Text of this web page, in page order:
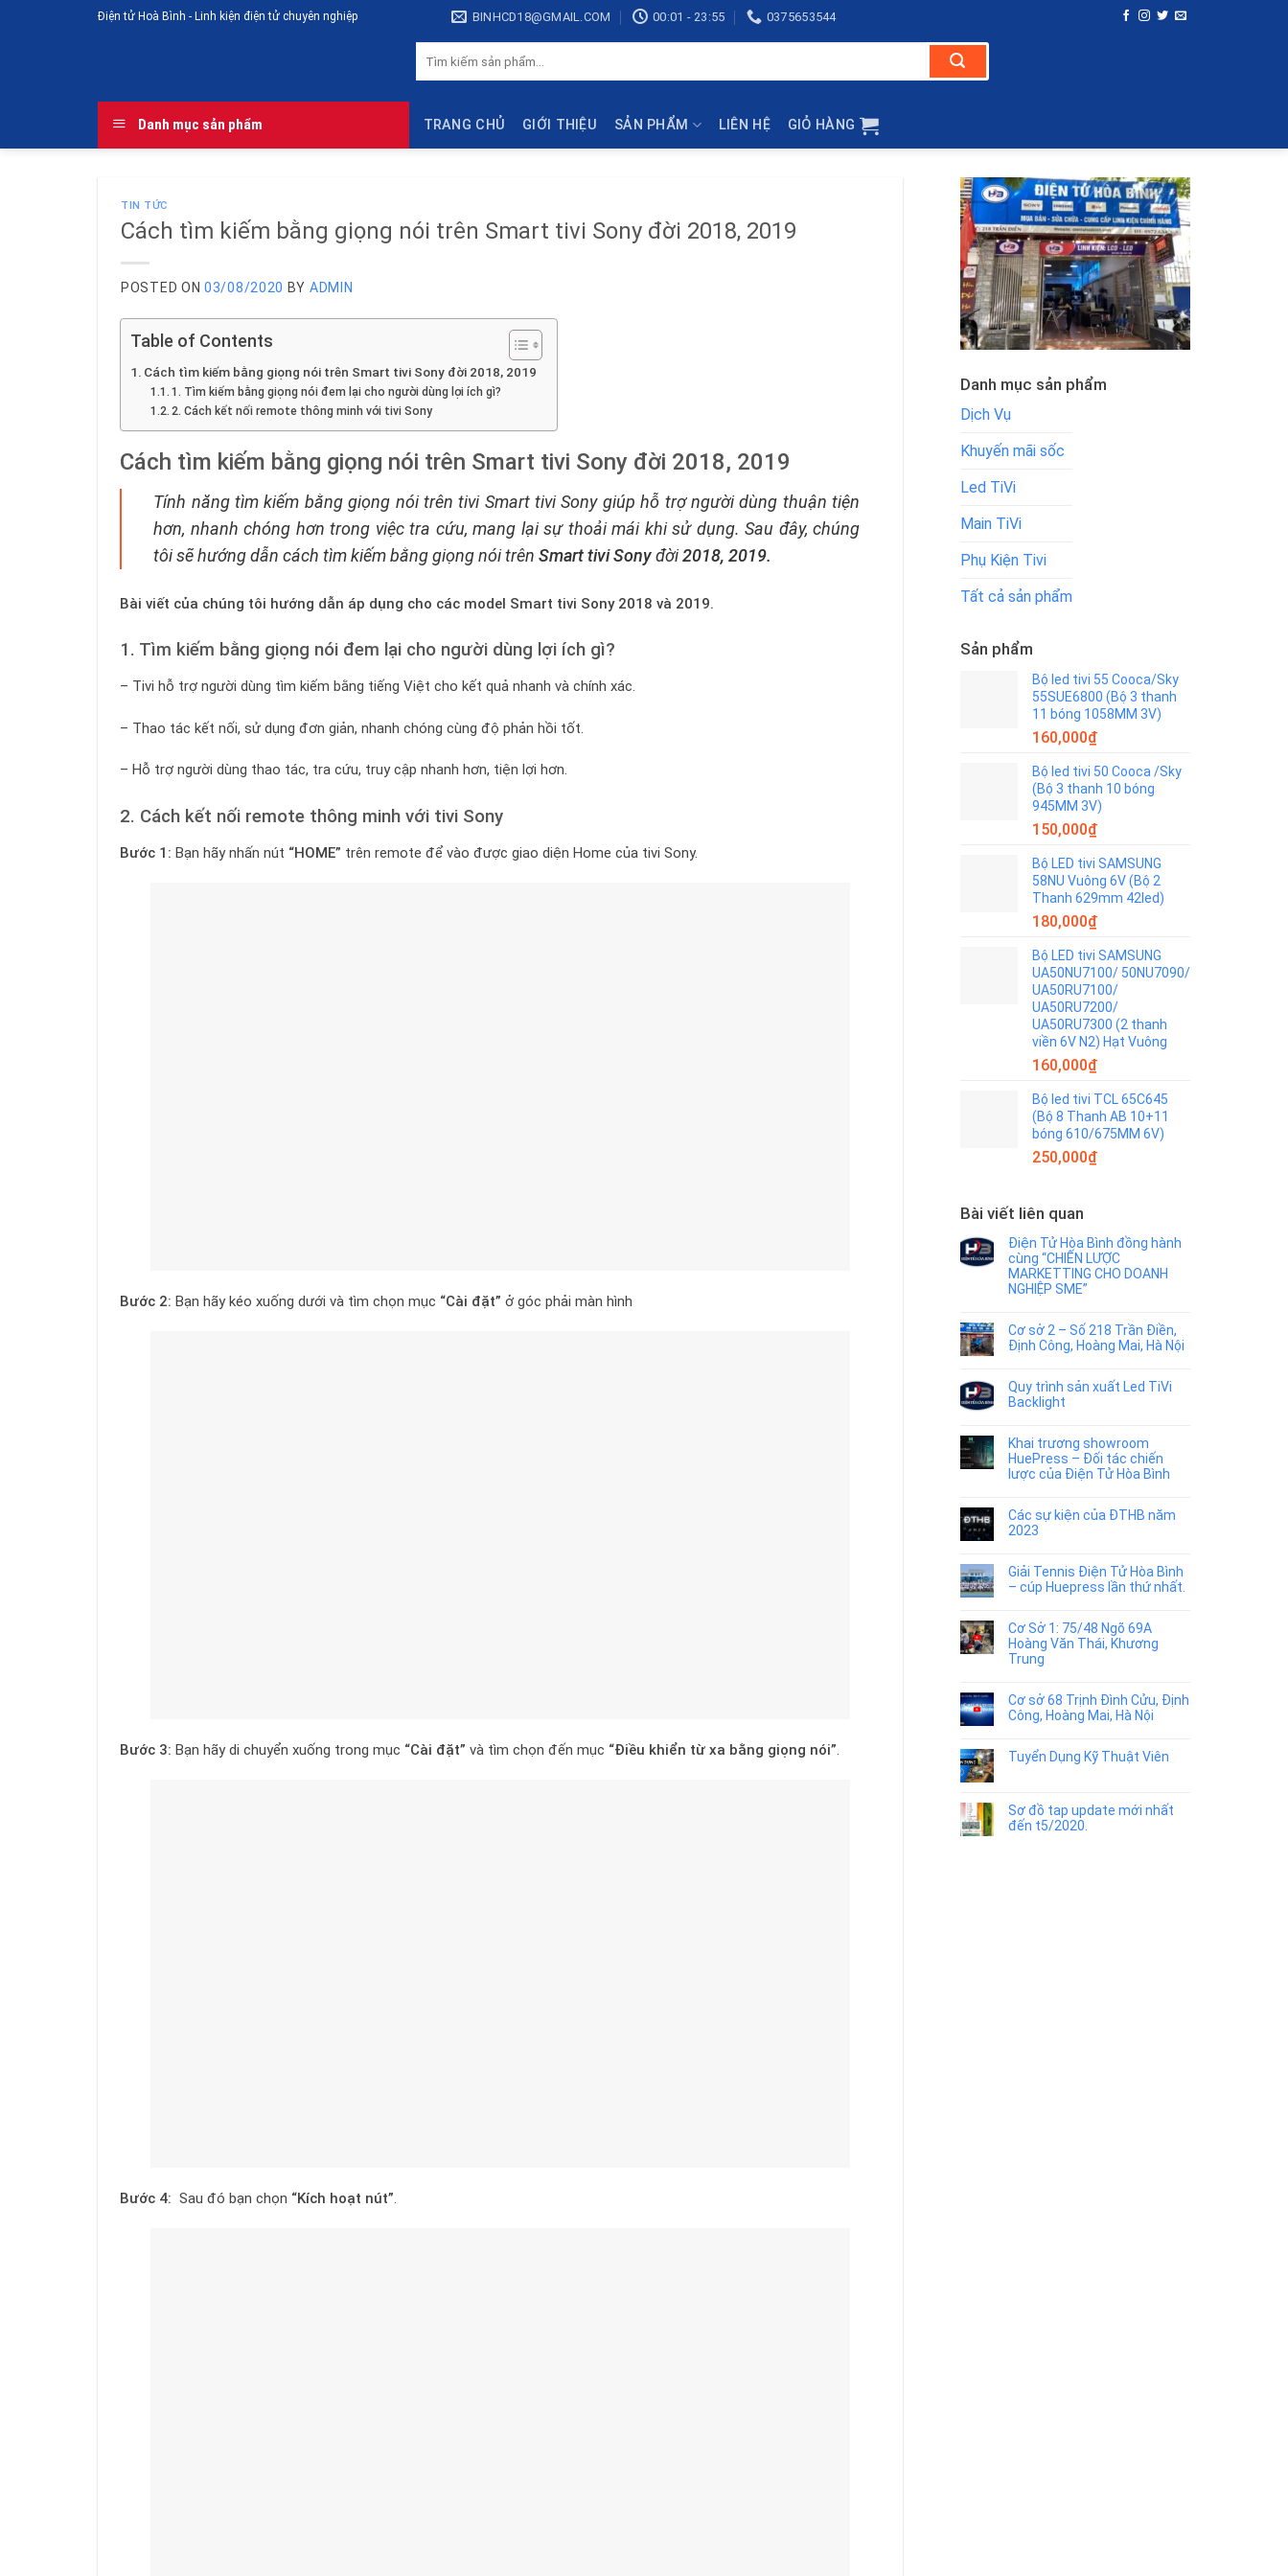
Điện tử Hoà Bình - Linh kiện điện tử chuyên nghiệp BINHCD18@GMAIL.COM 00:01 - 23:55 0375653544
kiếm:
Danh mục sản phẩm TRANG CHỦ GIỚI THIỆU SẢN PHẨM LIÊN HỆ GIỎ HÀNG
TIN TỨC
Cách tìm kiếm bằng giọng nói trên Smart tivi Sony đời 2018, 2019
POSTED ON 03/08/2020 BY ADMIN
Table of Contents
Cách tìm kiếm bằng giọng nói trên Smart tivi Sony đời 2018, 2019
1. Tìm kiếm bằng giọng nói đem lại cho người dùng lợi ích gì?
2. Cách kết nối remote thông minh với tivi Sony
Cách tìm kiếm bằng giọng nói trên Smart tivi Sony đời 2018, 2019
Tính năng tìm kiếm bằng giọng nói trên tivi Smart tivi Sony giúp hỗ trợ người dùng thuận tiện
hơn, nhanh chóng hơn trong việc tra cứu, mang lại sự thoải mái khi sử dụng. Sau đây, chúng
tôi sẽ hướng dẫn cách tìm kiếm bằng giọng nói trênSmart tivi Sonyđời2018, 2019.
Bài viết của chúng tôi hướng dẫn áp dụng cho các model Smart tivi Sony 2018 và 2019.
1. Tìm kiếm bằng giọng nói đem lại cho người dùng lợi ích gì?
– Tivi hỗ trợ người dùng tìm kiếm bằng tiếng Việt cho kết quả nhanh và chính xác.
– Thao tác kết nối, sử dụng đơn giản, nhanh chóng cùng độ phản hồi tốt.
– Hỗ trợ người dùng thao tác, tra cứu, truy cập nhanh hơn, tiện lợi hơn.
2. Cách kết nối remote thông minh với tivi Sony
Bước 1: Bạn hãy nhấn nút “HOME” trên remote để vào được giao diện Home của tivi Sony.
Bước 2: Bạn hãy kéo xuống dưới và tìm chọn mục “Cài đặt” ở góc phải màn hình
Bước 3: Bạn hãy di chuyển xuống trong mục “Cài đặt” và tìm chọn đến mục “Điều khiển từ xa bằng giọng nói”.
Bước 4: Sau đó bạn chọn “Kích hoạt nút”.
Danh mục sản phẩm
Dịch Vụ
Khuyến mãi sốc
Led TiVi
Main TiVi
Phụ Kiện Tivi
Tất cả sản phẩm
Sản phẩm
Bộ led tivi 55 Cooca/Sky
55SUE6800 (Bộ 3 thanh
11 bóng 1058MM 3V)
160,000₫
Bộ led tivi 50 Cooca /Sky
(Bộ 3 thanh 10 bóng
945MM 3V)
150,000₫
Bộ LED tivi SAMSUNG
58NU Vuông 6V (Bộ 2
Thanh 629mm 42led)
180,000₫
Bộ LED tivi SAMSUNG
UA50NU7100/ 50NU7090/
UA50RU7100/
UA50RU7200/
UA50RU7300 (2 thanh
viền 6V N2) Hạt Vuông
160,000₫
Bộ led tivi TCL 65C645
(Bộ 8 Thanh AB 10+11
bóng 610/675MM 6V)
250,000₫
Bài viết liên quan
Điện Tử Hòa Bình đồng hành
cùng “CHIẾN LƯỢC
MARKETTING CHO DOANH
NGHIỆP SME”
Cơ sở 2 – Số 218 Trần Điền,
Định Công, Hoàng Mai, Hà Nội
Quy trình sản xuất Led TiVi
Backlight
Khai trương showroom
HuePress – Đối tác chiến
lược của Điện Tử Hòa Bình
Các sự kiện của ĐTHB năm
2023
Giải Tennis Điện Tử Hòa Bình
– cúp Huepress lần thứ nhất.
Cơ Sở 1: 75/48 Ngõ 69A
Hoàng Văn Thái, Khương
Trung
Cơ sở 68 Trịnh Đình Cửu, Định
Công, Hoàng Mai, Hà Nội
Tuyển Dụng Kỹ Thuật Viên
Sơ đồ tap update mới nhất
đến t5/2020.